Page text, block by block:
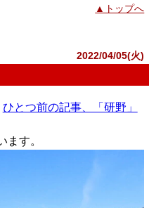
▲トップへ
2022/04/05(火)
ひとつ前の記事、「研野」
ます。